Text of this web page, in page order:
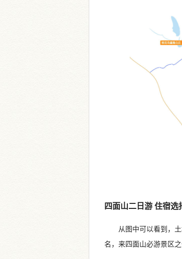
四面山二日游 住宿选
从图中可以看到，
名，来四面山必游景区之